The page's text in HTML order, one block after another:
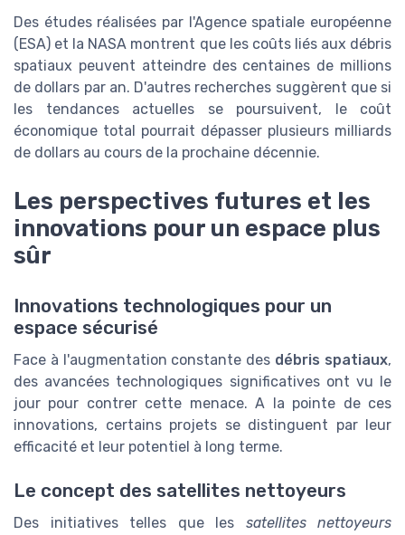
Des études réalisées par l'Agence spatiale européenne
(ESA) et la NASA montrent que les coûts liés aux débris
spatiaux peuvent atteindre des centaines de millions
de dollars par an. D'autres recherches suggèrent que si
les tendances actuelles se poursuivent, le coût
économique total pourrait dépasser plusieurs milliards
de dollars au cours de la prochaine décennie.
Les perspectives futures et les
innovations pour un espace plus
sûr
Innovations technologiques pour un
espace sécurisé
Face à l'augmentation constante des débris spatiaux,
des avancées technologiques significatives ont vu le
jour pour contrer cette menace. A la pointe de ces
innovations, certains projets se distinguent par leur
efficacité et leur potentiel à long terme.
Le concept des satellites nettoyeurs
Des initiatives telles que les satellites nettoyeurs